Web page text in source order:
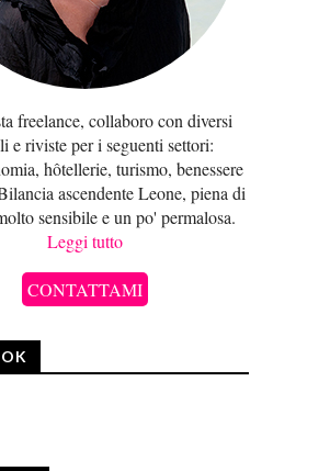
freelance, collaboro con diversi
e riviste per i seguenti settori:
hôtellerie, turismo, benessere
ascendente Leone, piena di
sensibile e un po' permalosa.
Leggi tutto
CONTATTAMI